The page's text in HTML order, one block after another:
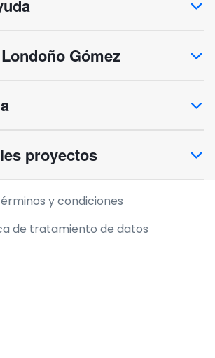
Gómez
proyectos
legal
y condiciones
de tratamiento de datos